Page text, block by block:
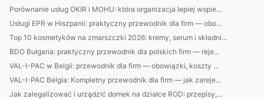
Porównanie usług OKIR i MOHU: która organizacja lepiej wspie...
Usługi EPR w Hiszpanii: praktyczny przewodnik dla firm — obo...
Top 10 kosmetyków na zmarszczki 2026: kremy, serum i składni...
BDO Bułgaria: praktyczny przewodnik dla polskich firm — reje...
VAL-I-PAC w Belgii: przewodnik dla firm — obowiązki, koszty ...
VAL-I-PAC Belgia: Kompletny przewodnik dla firm — jak zareje...
Jak zalegalizować i urządzić domek na działce ROD: przepisy,...